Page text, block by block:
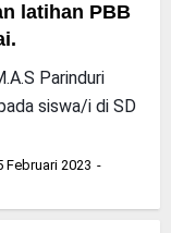
latihan PBB
Parinduri
siswa/i di SD
Februari 2023